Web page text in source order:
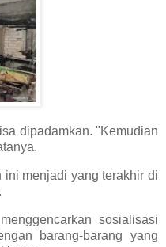
dipadamkan. "Kemudian
ini menjadi yang terakhir di
sosialisasi
barang-barang yang